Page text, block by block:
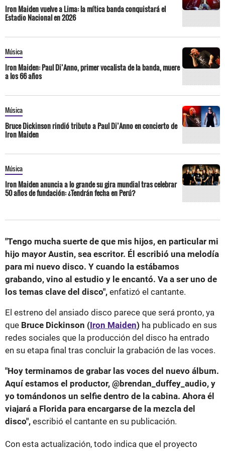
Iron Maiden vuelve a Lima: la mítica banda conquistará el
Estadio Nacional en 2026
Música
Iron Maiden: Paul Di’Anno, primer vocalista de la banda, muere
a los 66 años
Música
Bruce Dickinson rindió tributo a Paul Di’Anno en concierto de
Iron Maiden
Música
Iron Maiden anuncia a lo grande su gira mundial tras celebrar
50 años de fundación: ¿Tendrán fecha en Perú?
"Tengo mucha suerte de que mis hijos, en particular mi
hijo mayor Austin, sea escritor. Él escribió una melodía
para mi nuevo disco. Y cuando la estábamos
grabando, vino al estudio y le encantó. Va a ser uno de
los temas clave del disco", enfatizó el cantante.
El estreno del ansiado disco parece que será pronto, ya
que Bruce Dickinson (Iron Maiden) ha publicado en sus
redes sociales que la producción del disco ha entrado
en su etapa final tras concluir la grabación de las voces.
"Hoy terminamos de grabar las voces del nuevo álbum.
Aquí estamos el productor, @brendan_duffey_audio, y
yo tomándonos un selfie dentro de la cabina. Ahora él
viajará a Florida para encargarse de la mezcla del
disco", escribió el cantante en su publicación.
Con esta actualización, todo indica que el proyecto